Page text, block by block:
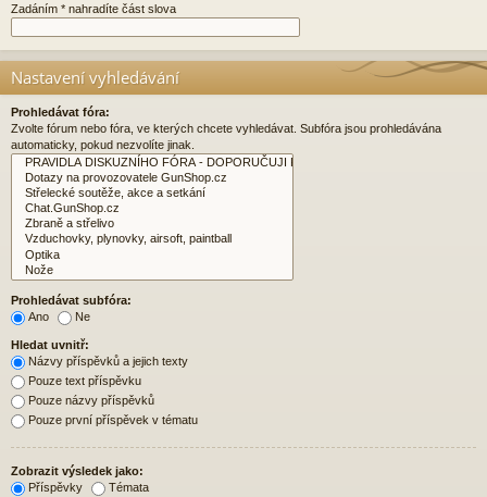
Zadáním * nahradíte část slova
Nastavení vyhledávání
Prohledávat fóra:
Zvolte fórum nebo fóra, ve kterých chcete vyhledávat. Subfóra jsou prohledávána
automaticky, pokud nezvolíte jinak.
Prohledávat subfóra:
Ano
Ne
Hledat uvnitř:
Názvy příspěvků a jejich texty
Pouze text příspěvku
Pouze názvy příspěvků
Pouze první příspěvek v tématu
Zobrazit výsledek jako:
Příspěvky
Témata